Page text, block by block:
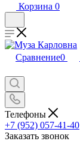
Корзина 0
Сравнение0
Телефоны
+7 (952) 057-41-40
Заказать звонок